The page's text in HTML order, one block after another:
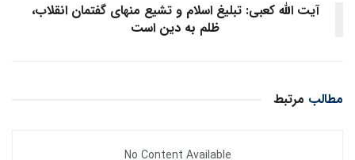
آیت الله کعبی: تبلیغ اسلام و تشیع منهای گفتمان انقلاب،
ظلم به دین است
مرتبط مطالب
No Content Available